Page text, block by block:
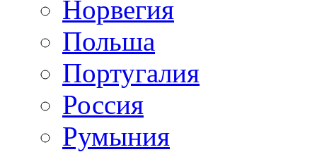
Норвегия
Польша
Португалия
Россия
Румыния